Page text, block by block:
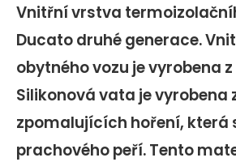
Vnitřní vrstva
Ducato druhé generace.
obytného vozu je vyrobena
Silikonová vata je vyrobena
zpomalujících hoření, která
prachového peří. Tento